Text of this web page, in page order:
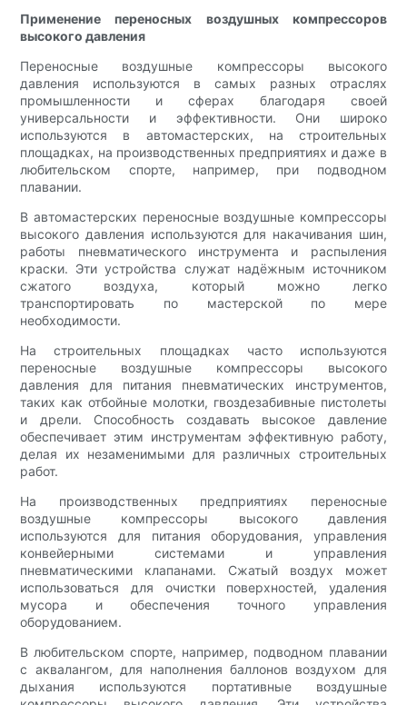
Применение переносных воздушных компрессоров
высокого давления
Переносные воздушные компрессоры высокого
давления используются в самых разных отраслях
промышленности и сферах благодаря своей
универсальности и эффективности. Они широко
используются в автомастерских, на строительных
площадках, на производственных предприятиях и даже в
любительском спорте, например, при подводном
плавании.
В автомастерских переносные воздушные компрессоры
высокого давления используются для накачивания шин,
работы пневматического инструмента и распыления
краски. Эти устройства служат надёжным источником
сжатого воздуха, который можно легко
транспортировать по мастерской по мере
необходимости.
На строительных площадках часто используются
переносные воздушные компрессоры высокого
давления для питания пневматических инструментов,
таких как отбойные молотки, гвоздезабивные пистолеты
и дрели. Способность создавать высокое давление
обеспечивает этим инструментам эффективную работу,
делая их незаменимыми для различных строительных
работ.
На производственных предприятиях переносные
воздушные компрессоры высокого давления
используются для питания оборудования, управления
конвейерными системами и управления
пневматическими клапанами. Сжатый воздух может
использоваться для очистки поверхностей, удаления
мусора и обеспечения точного управления
оборудованием.
В любительском спорте, например, подводном плавании
с аквалангом, для наполнения баллонов воздухом для
дыхания используются портативные воздушные